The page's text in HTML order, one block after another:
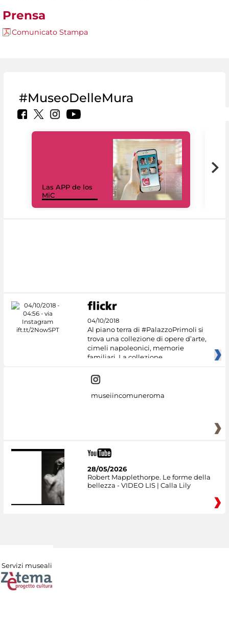
Prensa
Comunicato Stampa
#MuseoDelleMura
Las APP de los
MiC
04/10/2018
Al piano terra di #PalazzoPrimoli si
trova una collezione di opere d’arte,
cimeli napoleonici, memorie
familiari. La collezione
museiincomuneroma
28/05/2026
Robert Mapplethorpe. Le forme della
bellezza - VIDEO LIS | Calla Lily
Servizi museali